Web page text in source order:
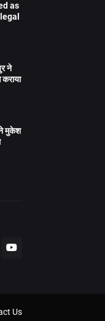
as
ने
ने मुकेश
Us